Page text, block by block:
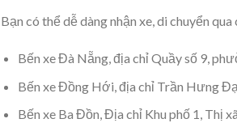
Bạn có thể dễ dàng nhận xe, di chuyển
Bến xe Đà Nẵng, địa chỉ Quầy số 9,
Bến xe Đồng Hới, địa chỉ Trần Hưng
Bến xe Ba Đồn, Địa chỉ Khu phố 1, Thị